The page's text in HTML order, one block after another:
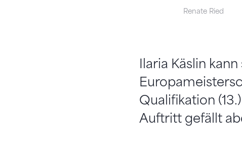
Renate Ried
Ilaria Käslin
Qualifikation
Auftritt gefällt